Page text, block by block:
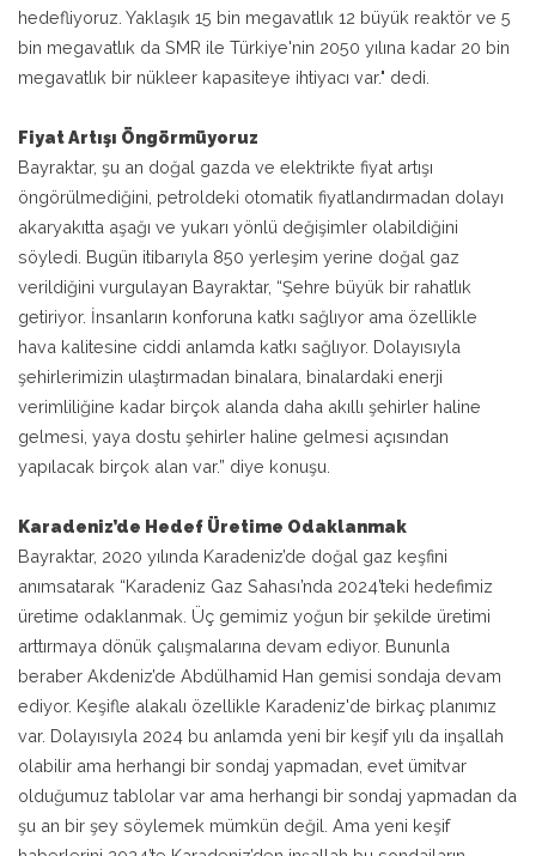
hedefliyoruz. Yaklaşık 15 bin megavatlık 12 büyük reaktör ve 5
bin megavatlık da SMR ile Türkiye'nin 2050 yılına kadar 20 bin
megavatlık bir nükleer kapasiteye ihtiyacı var." dedi.
Fiyat Artışı Öngörmüyoruz
Bayraktar, şu an doğal gazda ve elektrikte fiyat artışı
öngörülmediğini, petroldeki otomatik fiyatlandırmadan dolayı
akaryakıtta aşağı ve yukarı yönlü değişimler olabildiğini
söyledi. Bugün itibarıyla 850 yerleşim yerine doğal gaz
verildiğini vurgulayan Bayraktar, “Şehre büyük bir rahatlık
getiriyor. İnsanların konforuna katkı sağlıyor ama özellikle
hava kalitesine ciddi anlamda katkı sağlıyor. Dolayısıyla
şehirlerimizin ulaştırmadan binalara, binalardaki enerji
verimliliğine kadar birçok alanda daha akıllı şehirler haline
gelmesi, yaya dostu şehirler haline gelmesi açısından
yapılacak birçok alan var.” diye konuşu.
Karadeniz’de Hedef Üretime Odaklanmak
Bayraktar, 2020 yılında Karadeniz’de doğal gaz keşfini
anımsatarak “Karadeniz Gaz Sahası’nda 2024’teki hedefimiz
üretime odaklanmak. Üç gemimiz yoğun bir şekilde üretimi
arttırmaya dönük çalışmalarına devam ediyor. Bununla
beraber Akdeniz’de Abdülhamid Han gemisi sondaja devam
ediyor. Keşifle alakalı özellikle Karadeniz'de birkaç planımız
var. Dolayısıyla 2024 bu anlamda yeni bir keşif yılı da inşallah
olabilir ama herhangi bir sondaj yapmadan, evet ümitvar
olduğumuz tablolar var ama herhangi bir sondaj yapmadan da
şu an bir şey söylemek mümkün değil. Ama yeni keşif